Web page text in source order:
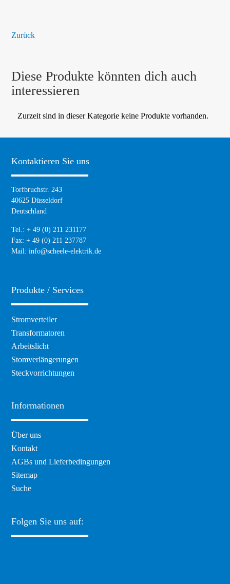
Zurück
Diese Produkte könnten dich auch
interessieren
Zurzeit sind in dieser Kategorie keine Produkte vorhanden.
Kontaktieren Sie uns
Torfbruchstr. 243
40625 Düsseldorf
Deutschland
Tel.: + 49 (0) 211 231177
Fax: + 49 (0) 211 237787
Mail:info@scheele-elektrik.de
Produkte / Services
Navigation
überspringen
Stromverteiler
Transformatoren
Arbeitslicht
Stomverlängerungen
Steckvorrichtungen
Informationen
Navigation
überspringen
Über uns
Kontakt
AGBs und Lieferbedingungen
Sitemap
Suche
Folgen Sie uns auf: